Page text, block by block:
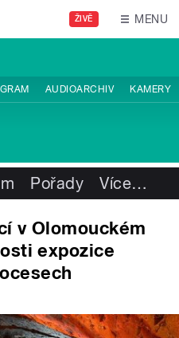
ŽIVĚ MENU
AUDIOARCHIV KAMERY
Pořady Více…
v Olomouckém
expozice